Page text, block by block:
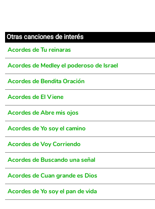
Otras canciones de interés
Acordes de Tu reinaras
Acordes de Medley el poderoso de Israel
Acordes de Bendita Oración
Acordes de El Viene
Acordes de Abre mis ojos
Acordes de Yo soy el camino
Acordes de Voy Corriendo
Acordes de Buscando una señal
Acordes de Cuan grande es Dios
Acordes de Yo soy el pan de vida